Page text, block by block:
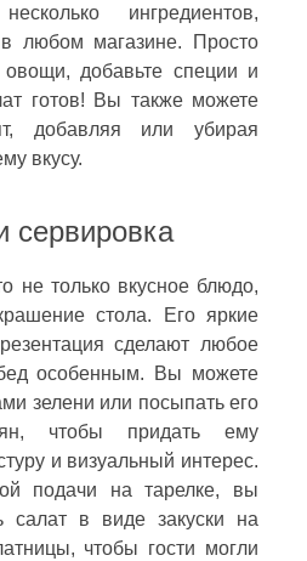
ингредиентов,
любом магазине. Просто
добавьте специи и
готов! Вы также можете
добавляя или убирая
вкусу.
сервировка
не только вкусное блюдо,
стола. Его яркие
сделают любое
особенным. Вы можете
зелени или посыпать его
чтобы придать ему
и визуальный интерес.
подачи на тарелке, вы
салат в виде закуски на
чтобы гости могли